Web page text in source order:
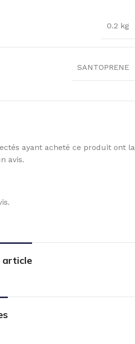
0.2 kg
SANTOPRENE
ayant acheté ce produit ont la
avis.
article